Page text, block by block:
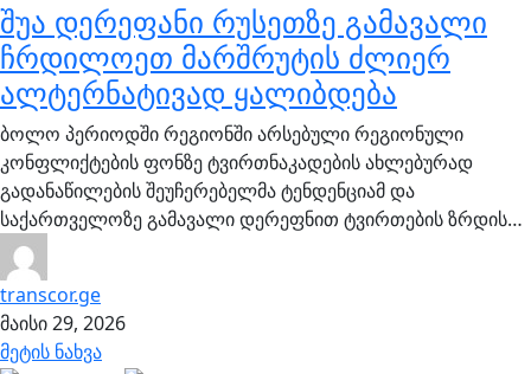
შუა დერეფანი რუსეთზე გამავალი
ჩრდილოეთ მარშრუტის ძლიერ
ალტერნატივად ყალიბდება
ბოლო პერიოდში რეგიონში არსებული რეგიონული
კონფლიქტების ფონზე ტვირთნაკადების ახლებურად
გადანაწილების შეუჩერებელმა ტენდენციამ და
საქართველოზე გამავალი დერეფნით ტვირთების ზრდის…
transcor.ge
მაისი 29, 2026
მეტის ნახვა